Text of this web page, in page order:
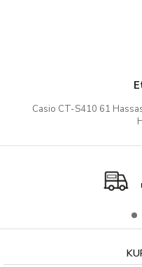
Casio CT-S410 61